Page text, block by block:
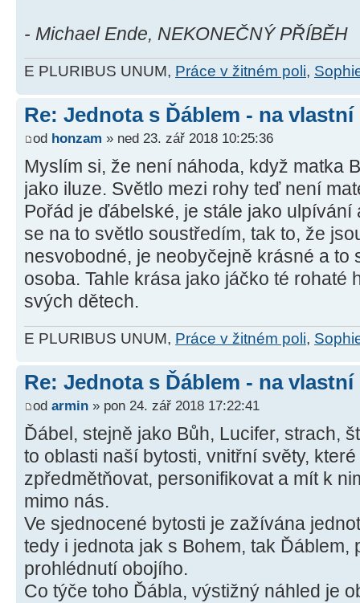
- Michael Ende, NEKONEČNÝ PŘÍBĚH
E PLURIBUS UNUM, Práce v žitném poli,
Re: Jednota s Ďáblem - na
od honzam » ned 23. zář 2018 10:25:36
Myslím si, že není náhoda, když matka
jako iluze. Světlo mezi rohy teď není
Pořád je ďábelské, je stále jako
se na to světlo soustředím, tak to, že
nesvobodné, je neobyčejně krásné a to
osoba. Tahle krása jako jáčko té rohaté
svých dětech.
E PLURIBUS UNUM, Práce v žitném poli,
Re: Jednota s Ďáblem - na
od armin » pon 24. zář 2018 17:22:41
Ďábel, stejně jako Bůh, Lucifer, strach,
to oblasti naší bytosti, vnitřní světy,
zpředmětňovat, personifikovat a mít k
mimo nás.
Ve sjednocené bytosti je zažívána
tedy i jednota jak s Bohem, tak
prohlédnutí obojího.
Co týče toho Ďábla, výstižný náhled je